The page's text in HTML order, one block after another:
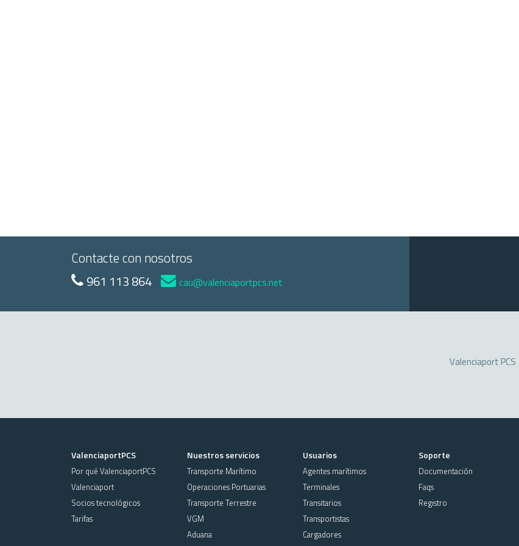
Contacte con nosotros
961 113 864 cau@valenciaportpcs.net
Valenciaport PCS
ValenciaportPCS
Por qué ValenciaportPCS
Valenciaport
Socios tecnológicos
Tarifas
Nuestros servicios
Transporte Marítimo
Operaciones Portuarias
Transporte Terrestre
VGM
Aduana
Usuarios
Agentes marítimos
Terminales
Transitarios
Transportistas
Cargadores
Soporte
Documentación
Faqs
Registro